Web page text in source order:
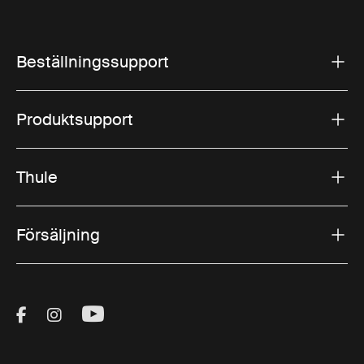
Beställningssupport
Produktsupport
Thule
Försäljning
Visit Thule on Facebook (external link)
Visit Thule on Instagram (external link)
Visit Thule on Youtube (external